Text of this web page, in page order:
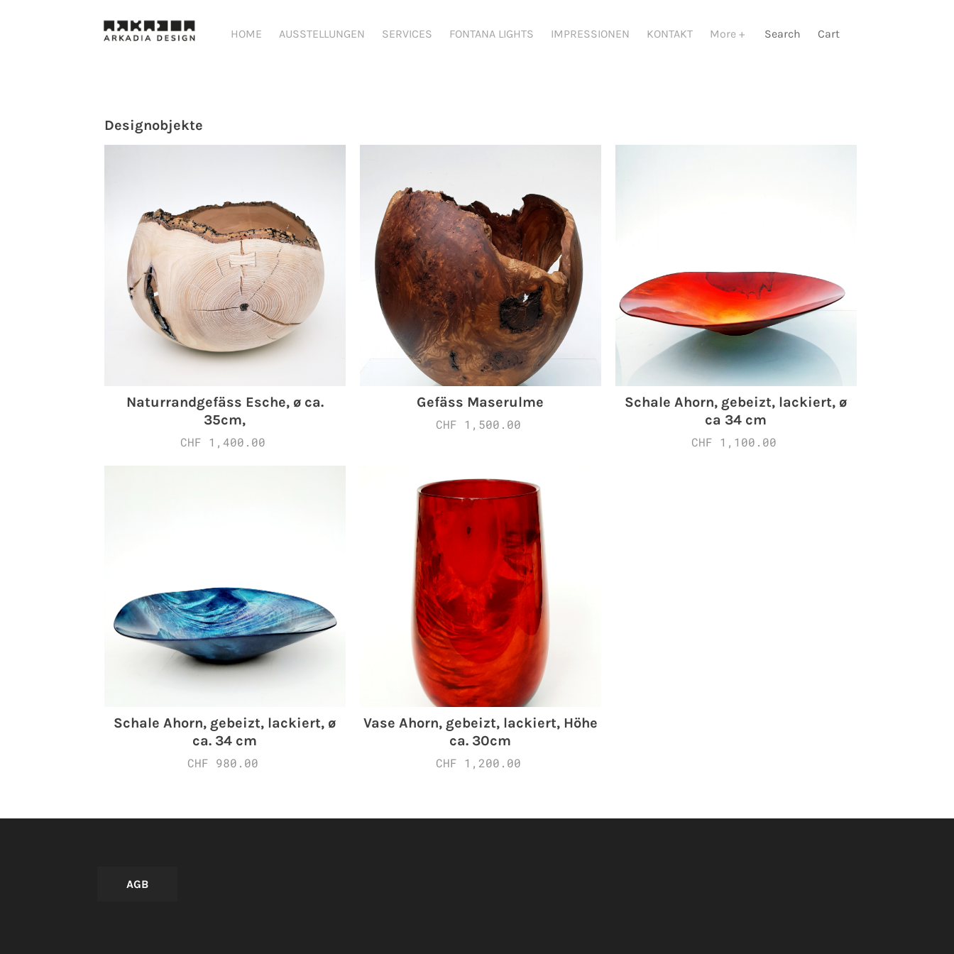
HOME AUSSTELLUNGEN SERVICES FONTANA LIGHTS IMPRESSIONEN KONTAKT More Search Cart
Designobjekte
Naturrandgefäss Esche, ø ca.
35cm,
CHF 1,400.00
Gefäss Maserulme
CHF 1,500.00
Schale Ahorn, gebeizt, lackiert, ø
ca 34 cm
CHF 1,100.00
Schale Ahorn, gebeizt, lackiert, ø
ca. 34 cm
CHF 980.00
Vase Ahorn, gebeizt, lackiert, Höhe
ca. 30cm
CHF 1,200.00
AGB